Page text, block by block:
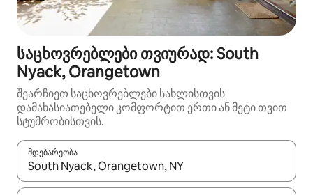
საცხოვრებლები თვიურად: South
Nyack, Orangetown
შეარჩიეთ საცხოვრებლები სახლისთვის
დამახასიათებელი კომფორტით ერთი ან მეტი თვით
სტუმრობისთვის.
მდებარეობა
როცა შედეგები ხელმისაწვდომი გახდება, ნავიგაციისთვის